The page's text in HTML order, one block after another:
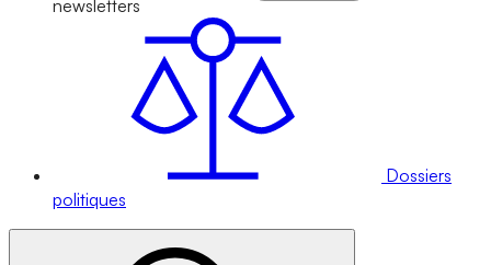
newsletters
Dossiers
politiques